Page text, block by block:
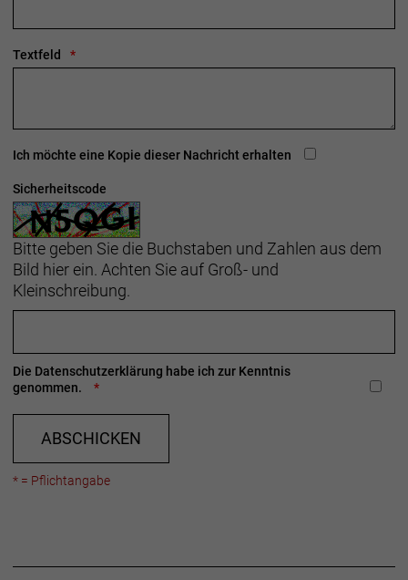
Textfeld
Ich möchte eine Kopie dieser Nachricht erhalten
Sicherheitscode
Bitte geben Sie die Buchstaben und Zahlen aus dem
Bild hier ein. Achten Sie auf Groß- und
Kleinschreibung.
Die Datenschutzerklärung habe ich zur Kenntnis
genommen.
ABSCHICKEN
* = Pflichtangabe